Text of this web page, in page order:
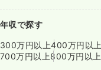
年収で探す
300万円以上400万円以上
700万円以上800万円以上